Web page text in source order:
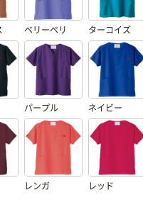
ベリーペリ ターコイズ
パープル ネイビー
レンガ レッド